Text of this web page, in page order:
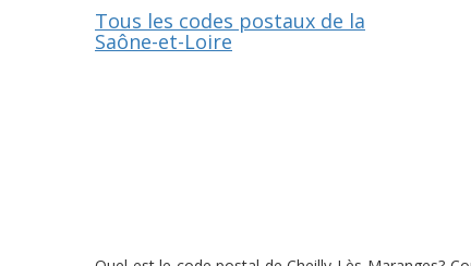
Tous les codes postaux de la
Saône-et-Loire